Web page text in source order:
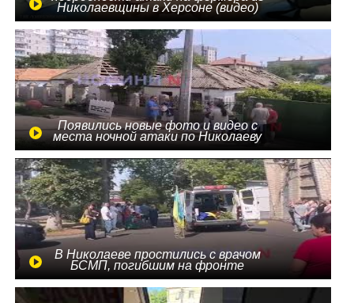
Николаевщины в Херсоне (видео)
Появились новые фото и видео с
места ночной атаки по Николаеву
В Николаеве простились с врачом
БСМП, погибшим на фронте